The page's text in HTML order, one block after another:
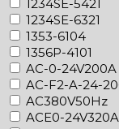
1234SE-5421
1234SE-6321
1353-6104
1356P-4101
AC-0-24V200A
AC-F2-A-24-
AC380V50Hz
ACE0-24V320A